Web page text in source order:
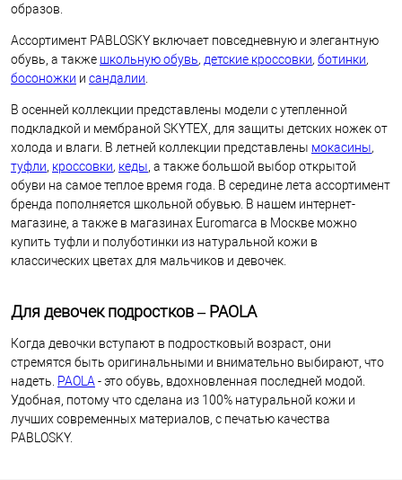
образов.
Ассортимент PABLOSKY включает повседневную и элегантную
обувь, а также школьную обувь, детские кроссовки, ботинки,
босоножки и сандалии
В осенней коллекции представлены модели с утепленной
подкладкой и мембраной SKYTEX, для защиты детских ножек от
холода и влаги. В летней коллекции представлены мокасины,
туфли кроссовки, кеды , а также большой выбор открытой
обуви на самое теплое время года. В середине лета ассортимент
бренда пополняется школьной обувью. В нашем интернет-
магазине, а также в магазинах Euromarca в Москве можно
купить туфли и полуботинки из натуральной кожи в
классических цветах для мальчиков и девочек.
Для девочек подростков – PAOLA
Когда девочки вступают в подростковый возраст, они
стремятся быть оригинальными и внимательно выбирают, что
надеть. PAOLA - это обувь, вдохновленная последней модой.
Удобная, потому что сделана из 100% натуральной кожи и
лучших современных материалов, с печатью качества
PABLOSKY.